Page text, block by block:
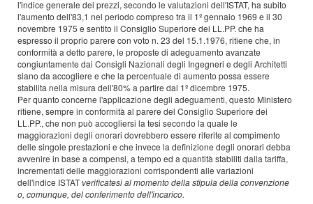
l'indice generale dei prezzi, secondo le valutazioni dell'ISTAT, ha subito
l'aumento dell'83,1 nel periodo compreso tra il 1º gennaio 1969 e il 30
novembre 1975 e sentito il Consiglio Superiore dei LL.PP. che ha
espresso il proprio parere con voto n. 23 del 15.1.1976, ritiene che, in
conformità a detto parere, le proposte di adeguamento avanzate
congiuntamente dai Consigli Nazionali degli Ingegneri e degli Architetti
siano da accogliere e che la percentuale di aumento possa essere
stabilita nella misura dell'80% a partire dal 1º dicembre 1975.
Per quanto concerne l'applicazione degli adeguamenti, questo Ministero
ritiene, sempre in conformità al parere del Consiglio Superiore dei
LL.PP., che non può accogliersi la tesi secondo la quale le
maggiorazioni degli onorari dovrebbero essere riferite al compimento
delle singole prestazioni e che invece la definizione degli onorari debba
avvenire in base a compensi, a tempo ed a quantità stabiliti dalla tariffa,
incrementati delle maggiorazioni corrispondenti alle variazioni
dell'indice ISTAT verificatesi al momento della stipula della convenzione
o, comunque, del conferimento dell'incarico.